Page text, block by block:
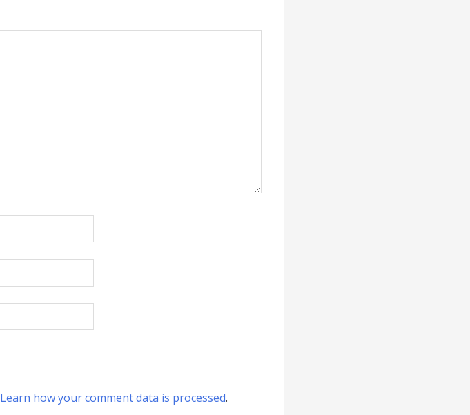
Learn how your comment data is processed.